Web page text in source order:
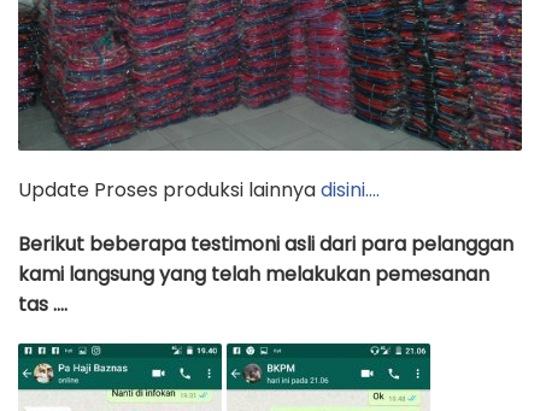
Update Proses produksi lainnyadisini….
Berikut beberapa testimoni asli dari para pelanggan
kami langsung yang telah melakukan pemesanan
tas ….